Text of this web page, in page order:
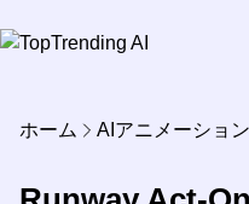
ホーム AIアニメーショ